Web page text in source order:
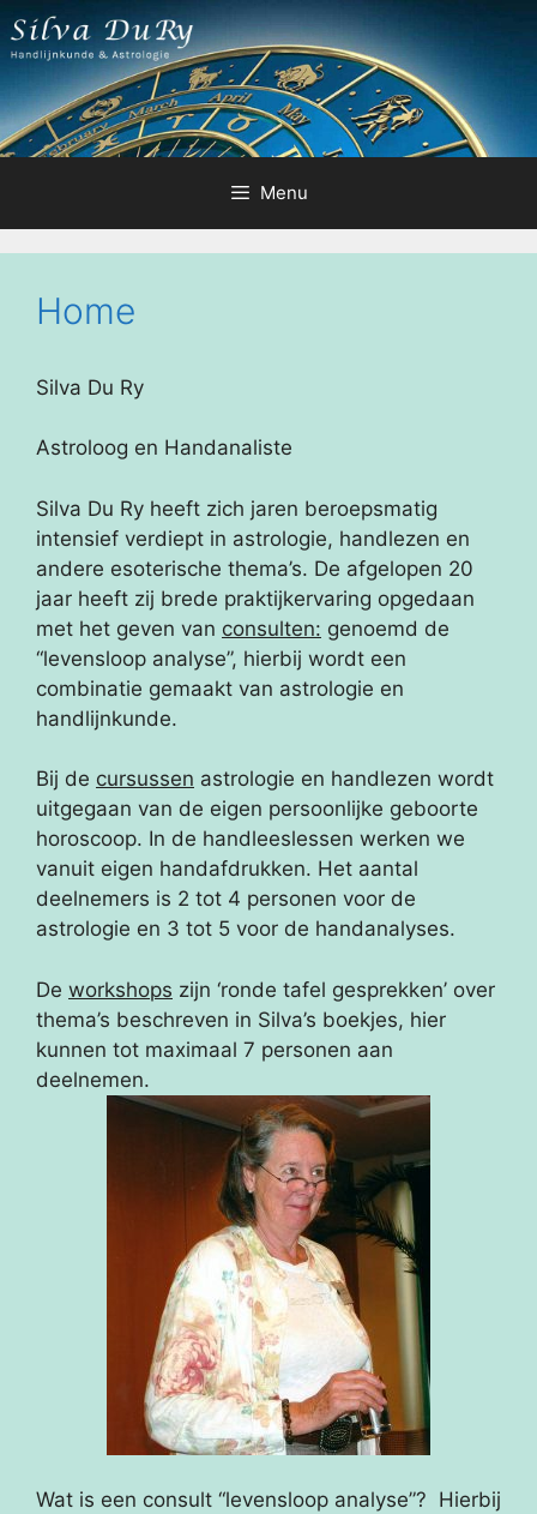
Ga
naar
inhoud
Menu
Home
Silva Du Ry
Astroloog en Handanaliste
Silva Du Ry heeft zich jaren beroepsmatig
intensief verdiept in astrologie, handlezen en
andere esoterische thema’s. De afgelopen 20
jaar heeft zij brede praktijkervaring opgedaan
met het geven van consulten: genoemd de
“levensloop analyse”, hierbij wordt een
combinatie gemaakt van astrologie en
handlijnkunde.
Bij de cursussen astrologie en handlezen wordt
uitgegaan van de eigen persoonlijke geboorte
horoscoop. In de handleeslessen werken we
vanuit eigen handafdrukken. Het aantal
deelnemers is 2 tot 4 personen voor de
astrologie en 3 tot 5 voor de handanalyses.
De workshops zijn ‘ronde tafel gesprekken’ over
thema’s beschreven in Silva’s boekjes, hier
kunnen tot maximaal 7 personen aan
deelnemen.
Wat is een consult “levensloop analyse”? Hierbij